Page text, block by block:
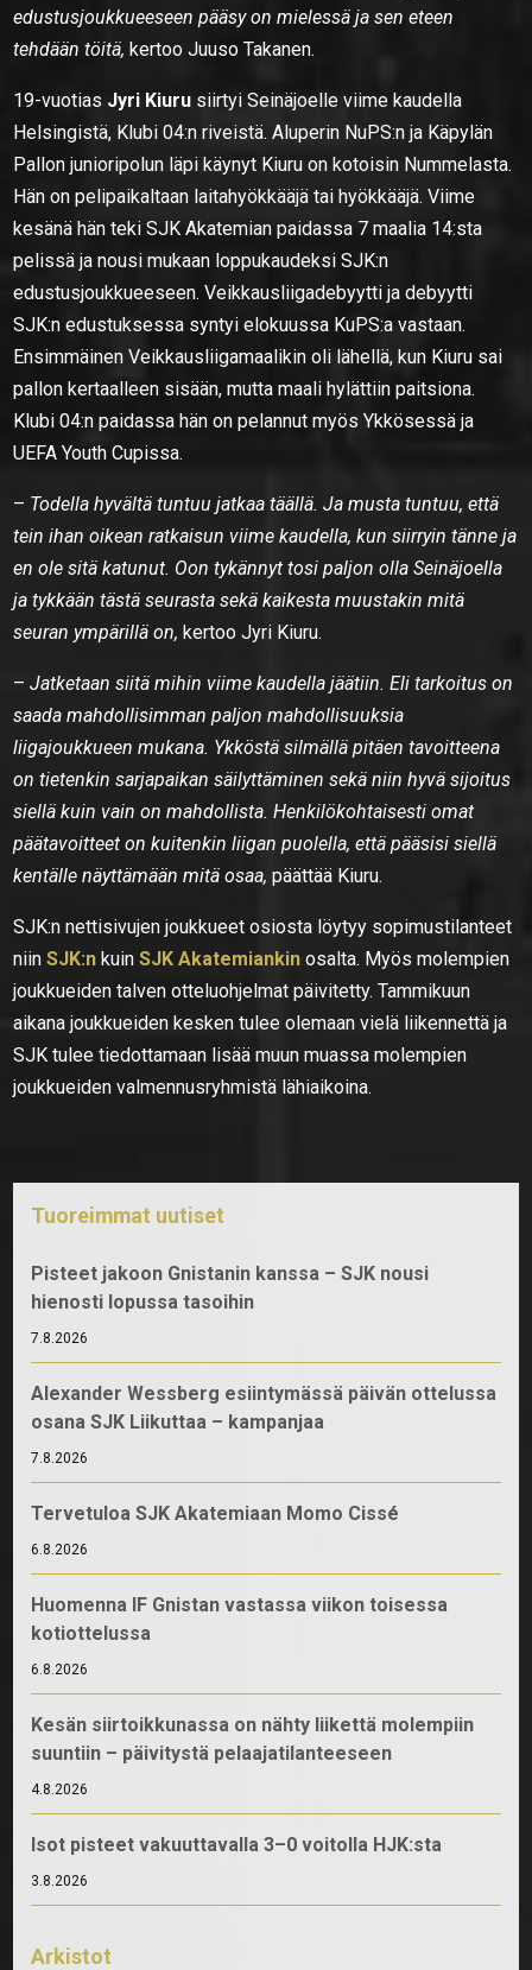
edustusjoukkueeseen pääsy on mielessä ja sen eteen
tehdään töitä, kertoo Juuso Takanen.
19-vuotias Jyri Kiuru siirtyi Seinäjoelle viime kaudella
Helsingistä, Klubi 04:n riveistä. Aluperin NuPS:n ja Käpylän
Pallon junioripolun läpi käynyt Kiuru on kotoisin Nummelasta.
Hän on pelipaikaltaan laitahyökkääjä tai hyökkääjä. Viime
kesänä hän teki SJK Akatemian paidassa 7 maalia 14:sta
pelissä ja nousi mukaan loppukaudeksi SJK:n
edustusjoukkueeseen. Veikkausliigadebyytti ja debyytti
SJK:n edustuksessa syntyi elokuussa KuPS:a vastaan.
Ensimmäinen Veikkausliigamaalikin oli lähellä, kun Kiuru sai
pallon kertaalleen sisään, mutta maali hylättiin paitsiona.
Klubi 04:n paidassa hän on pelannut myös Ykkösessä ja
UEFA Youth Cupissa.
– Todella hyvältä tuntuu jatkaa täällä. Ja musta tuntuu, että
tein ihan oikean ratkaisun viime kaudella, kun siirryin tänne ja
en ole sitä katunut. Oon tykännyt tosi paljon olla Seinäjoella
ja tykkään tästä seurasta sekä kaikesta muustakin mitä
seuran ympärillä on, kertoo Jyri Kiuru.
–Jatketaan siitä mihin viime kaudella jäätiin. Eli tarkoitus on
saada mahdollisimman paljon mahdollisuuksia
liigajoukkueen mukana. Ykköstä silmällä pitäen tavoitteena
on tietenkin sarjapaikan säilyttäminen sekä niin hyvä sijoitus
siellä kuin vain on mahdollista. Henkilökohtaisesti omat
päätavoitteet on kuitenkin liigan puolella, että pääsisi siellä
kentälle näyttämään mitä osaa, päättää Kiuru.
SJK:n nettisivujen joukkueet osiosta löytyy sopimustilanteet
niinSJK:n kuinSJK Akatemiankin osalta. Myös molempien
joukkueiden talven otteluohjelmat päivitetty. Tammikuun
aikana joukkueiden kesken tulee olemaan vielä liikennettä ja
SJK tulee tiedottamaan lisää muun muassa molempien
joukkueiden valmennusryhmistä lähiaikoina.
Tuoreimmat uutiset
Pisteet jakoon Gnistanin kanssa – SJK nousi
hienosti lopussa tasoihin
7.8.2026
Alexander Wessberg esiintymässä päivän ottelussa
osana SJK Liikuttaa – kampanjaa
7.8.2026
Tervetuloa SJK Akatemiaan Momo Cissé
6.8.2026
Huomenna IF Gnistan vastassa viikon toisessa
kotiottelussa
6.8.2026
Kesän siirtoikkunassa on nähty liikettä molempiin
suuntiin – päivitystä pelaajatilanteeseen
4.8.2026
Isot pisteet vakuuttavalla 3–0 voitolla HJK:sta
3.8.2026
Arkistot